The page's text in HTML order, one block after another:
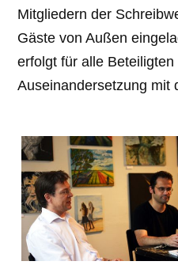
Mitgliedern der
Gäste von Außen
erfolgt für alle Beteiligten
Auseinandersetzung mit